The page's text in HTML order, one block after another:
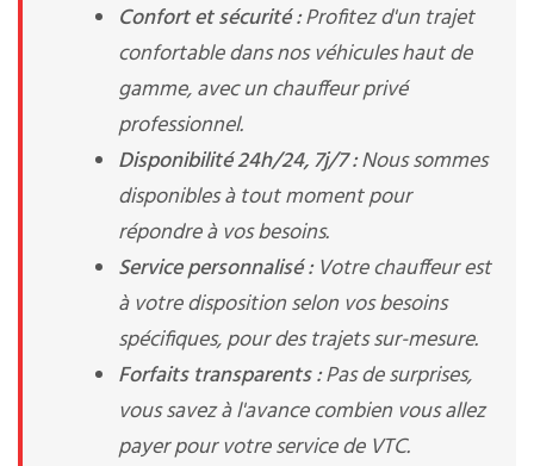
Confort et sécurité :Profitez d'un trajet
confortable dans nos véhicules haut de
gamme, avec un chauffeur privé
professionnel.
Disponibilité 24h/24, 7j/7 :Nous sommes
disponibles à tout moment pour
répondre à vos besoins.
Service personnalisé :Votre chauffeur est
à votre disposition selon vos besoins
spécifiques, pour des trajets sur-mesure.
Forfaits transparents :Pas de surprises,
vous savez à l'avance combien vous allez
payer pour votre service de VTC.